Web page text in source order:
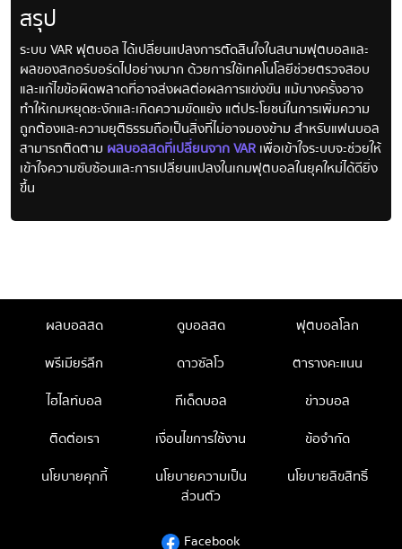
สรุป
ระบบ VAR ฟุตบอล ได้เปลี่ยนแปลงการตัดสินใจในสนามฟุตบอลและ
ผลของสกอร์บอร์ดไปอย่างมาก ด้วยการใช้เทคโนโลยีช่วยตรวจสอบ
และแก้ไขข้อผิดพลาดที่อาจส่งผลต่อผลการแข่งขัน แม้บางครั้งอาจ
ทำให้เกมหยุดชะงักและเกิดความขัดแย้ง แต่ประโยชน์ในการเพิ่มความ
ถูกต้องและความยุติธรรมถือเป็นสิ่งที่ไม่อาจมองข้าม สำหรับแฟนบอล
สามารถติดตาม ผลบอลสดที่เปลี่ยนจาก VAR เพื่อเข้าใจระบบจะช่วยให้
เข้าใจความซับซ้อนและการเปลี่ยนแปลงในเกมฟุตบอลในยุคใหม่ได้ดียิ่ง
ขึ้น
ผลบอลสด ดูบอลสด
ฟุตบอลโลก
พรีเมียร์ลีก
ดาวซัลโว
ตารางคะแนน
ไฮไลท์บอล
ทีเด็ดบอล
ข่าวบอล
ติดต่อเรา
เงื่อนไขการใช้งาน
ข้อจำกัด
นโยบายคุกกี้
นโยบายความเป็น
ส่วนตัว
นโยบายลิขสิทธิ์
Facebook